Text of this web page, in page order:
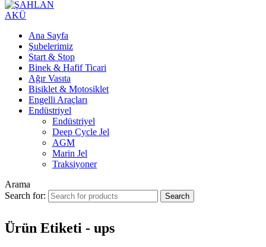
Ana Sayfa
Şubelerimiz
Start & Stop
Binek & Hafif Ticari
Ağır Vasıta
Bisiklet & Motosiklet
Engelli Araçları
Endüstriyel
Endüstriyel
Deep Cycle Jel
AGM
Marin Jel
Traksiyoner
Arama
Search for:
Ürün Etiketi - ups